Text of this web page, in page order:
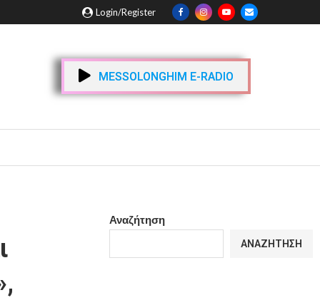
Login/Register
MESSOLONGHIM E-RADIO
Αναζήτηση
ΑΝΑΖΉΤΗΣΗ